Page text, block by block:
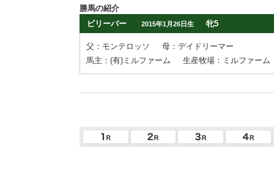
勝馬の紹介
ビリーバー
2015年1月26日生 牝5
父：モンテロッソ
母：デイドリーマー
馬主：(有)ミルファーム
生産牧場：ミルファーム